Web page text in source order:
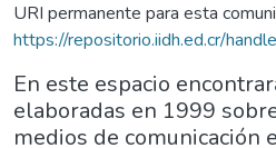
URI permanente para esta
https://repositorio.iidh.ed.cr/
En este espacio
elaboradas en 1999
medios de comunicación